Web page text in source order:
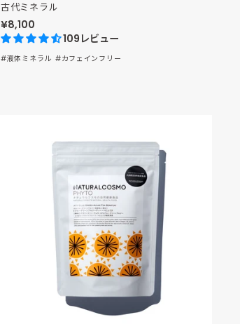
古代ミネラル
¥8,100
109レビュー
#液体ミネラル #カフェインフリー